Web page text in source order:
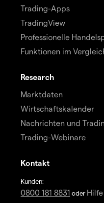
Trading-Apps
TradingView
Professionelle
Funktionen im
Research
Marktdaten
Wirtschaftskalender
Nachrichten und
Trading-Webinare
Kontakt
Kunden:
0800 181 8831 oder